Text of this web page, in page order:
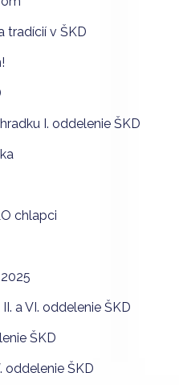
tradícií v ŠKD
I. oddelenie ŠKD
chlapci
a VI. oddelenie ŠKD
ŠKD
oddelenie ŠKD